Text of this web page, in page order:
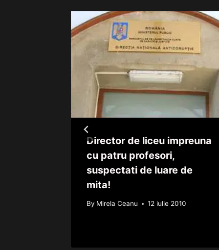
Director de liceu impreuna
cu patru profesori,
suspectati de luare de
mita!
By Mirela Ceanu 12 iulie 2010